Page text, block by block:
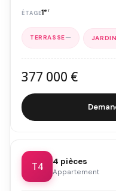
1er
—
377 000 €
T4 4 pièces
Appartement